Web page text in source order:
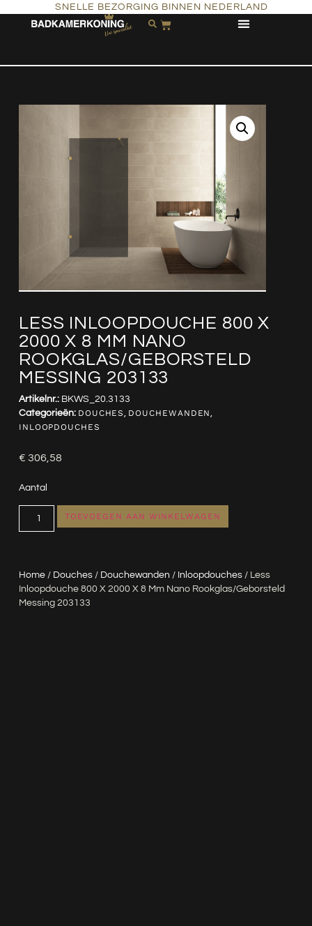
SNELLE BEZORGING BINNEN NEDERLAND
LESS INLOOPDOUCHE 800 X
2000 X 8 MM NANO
ROOKGLAS/GEBORSTELD
MESSING 203133
Home/ Douches/ Douchewanden / Inloopdouches/ Less
Inloopdouche 800 X 2000 X 8 Mm Nano Rookglas/geborsteld
Messing 203133
Artikelnr.: BKWS_20.3133
Categorieën: DOUCHES, DOUCHEWANDEN,
INLOOPDOUCHES
€ 306,58
Aantal
TOEVOEGEN AAN WINKELWAGEN